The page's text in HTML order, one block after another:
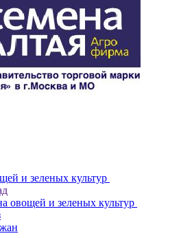
и зеленых культур
овощей и зеленых культур